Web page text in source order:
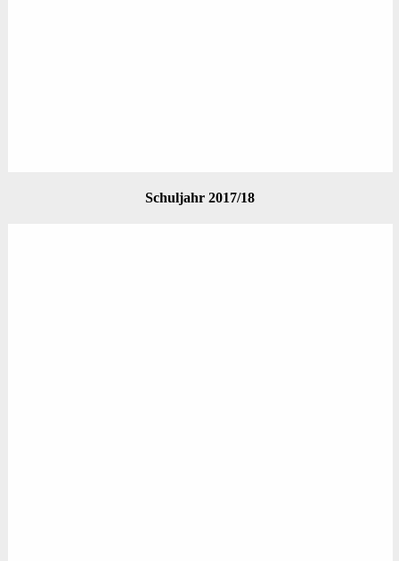
Schuljahr 2017/18